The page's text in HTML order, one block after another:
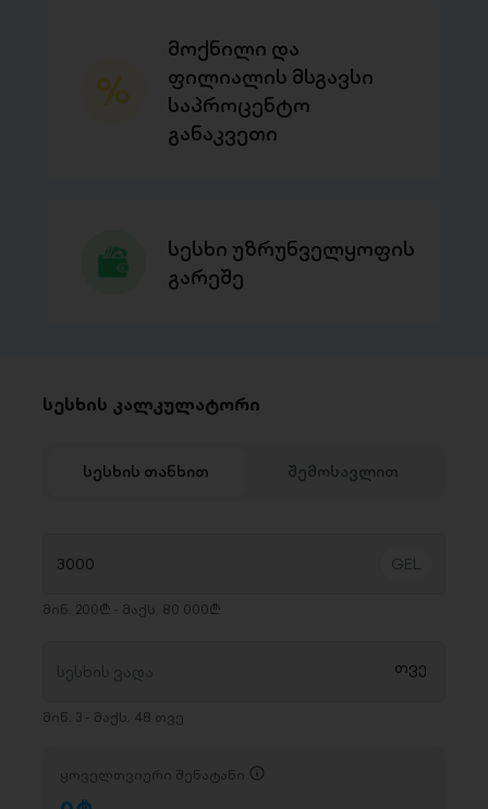
მოქნილი და
ფილიალის მსგავსი
საპროცენტო
განაკვეთი
სესხი უზრუნველყოფის
გარეშე
სესხის კალკულატორი
სესხის თანხით შემოსავლით
მინ. 200₾ - მაქს. 80 000₾
მინ. 3 - მაქს. 48 თვე
ყოველთვიური შენატანი